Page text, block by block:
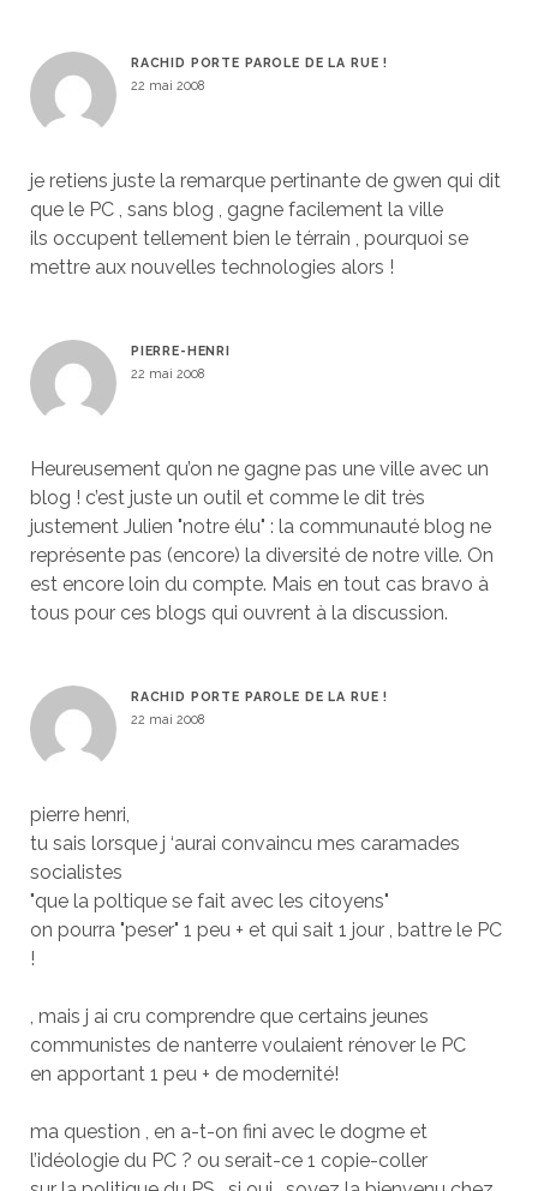
RACHID PORTE PAROLE DE LA RUE !
22 mai 2008
je retiens juste la remarque pertinante de gwen qui dit
que le PC , sans blog , gagne facilement la ville
ils occupent tellement bien le térrain , pourquoi se
mettre aux nouvelles technologies alors !
PIERRE-HENRI
22 mai 2008
Heureusement qu’on ne gagne pas une ville avec un
blog ! c’est juste un outil et comme le dit très
justement Julien "notre élu" : la communauté blog ne
représente pas (encore) la diversité de notre ville. On
est encore loin du compte. Mais en tout cas bravo à
tous pour ces blogs qui ouvrent à la discussion.
RACHID PORTE PAROLE DE LA RUE !
22 mai 2008
pierre henri,
tu sais lorsque j ‘aurai convaincu mes caramades
socialistes
"que la poltique se fait avec les citoyens"
on pourra "peser" 1 peu + et qui sait 1 jour , battre le PC
!
, mais j ai cru comprendre que certains jeunes
communistes de nanterre voulaient rénover le PC
en apportant 1 peu + de modernité!
ma question , en a-t-on fini avec le dogme et
l’idéologie du PC ? ou serait-ce 1 copie-coller